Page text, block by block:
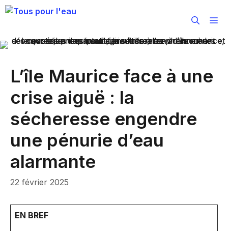
Aller
L’île Maurice face à une
crise aiguë : la
sécheresse engendre
une pénurie d’eau
alarmante
22 février 2025
EN BREF